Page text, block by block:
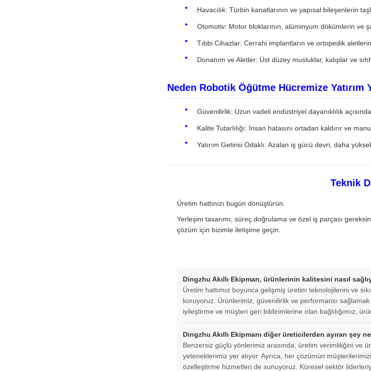
Havacılık: Türbin kanatlarının ve yapısal bileşenlerin
Otomotiv: Motor bloklarının, alüminyum dökümlerin ve
Tıbbi Cihazlar: Cerrahi implantların ve ortopedik
Donanım ve Aletler: Üst düzey musluklar, kalıplar ve
Neden Robotik Öğütme Hücremize Yatırım
Güvenilirlik: Uzun vadeli endüstriyel dayanıklılık
Kalite Tutarlılığı: İnsan hatasını ortadan kaldırır ve
Yatırım Getirisi Odaklı: Azalan iş gücü devri, daha
Teknik
Üretim hattınızı bugün dönüştürün.
Yerleşim tasarımı, süreç doğrulama ve özel iş parçası
çözüm için bizimle iletişime geçin.
Dingzhu Akıllı Ekipman, ürünlerinin kalitesini nasıl
Üretim hattımız boyunca gelişmiş üretim teknolojilerini ve
koruyoruz. Ürünlerimiz, güvenilirlik ve performansı
iyileştirme ve müşteri geri bildirimlerine olan bağlılığımız,
Dingzhu Akıllı Ekipmanı diğer üreticilerden ayıran şey
Benzersiz güçlü yönlerimiz arasında, üretim verimliliğini ve
yeteneklerimiz yer alıyor. Ayrıca, her çözümün
özelleştirme hizmetleri de sunuyoruz. Küresel sektör